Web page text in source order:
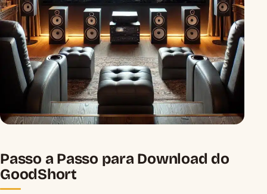
Passo a Passo para Download do
GoodShort